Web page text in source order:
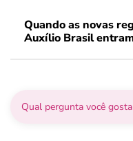
Quando as novas
Auxílio Brasil